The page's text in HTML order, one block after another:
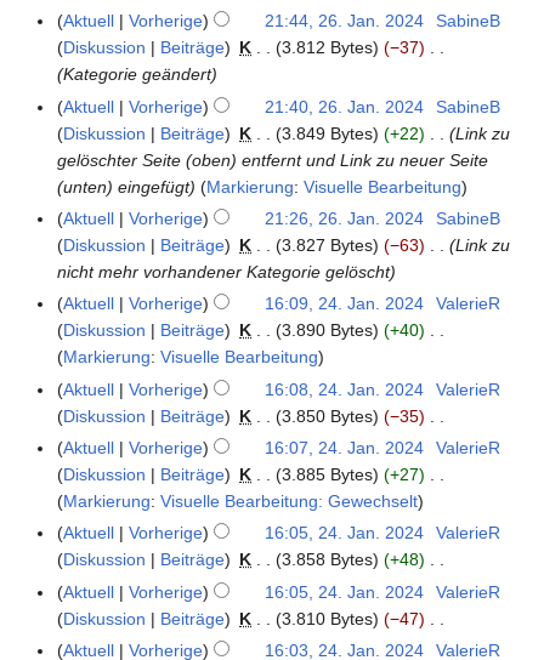
m
e
n
f
a
s
s
u
n
g
u
s
a
m
e
n
f
a
s
s
u
n
g
b2
J
Aktuell Vorherige 21:44, 26. Jan. 2024
SabineB
Diskussion
Beiträge K 3.812 Bytes
−37
Kategorie geändert
Aktuell
Vorherige 21:40, 26. Jan. 2024
SabineB
Diskussion
Beiträge K 3.849 Bytes +22
Link zu
gelöschter Seite (oben) entfernt und Link zu neuer Seite
(unten) eingefügt
Markierung:Visuelle Bearbeitung
Aktuell
Vorherige 21:26, 26. Jan. 2024
SabineB
Diskussion
Beiträge K 3.827 Bytes −63
Link zu
nicht mehr vorhandener Kategorie gelöscht
2
J
2
Aktuell Vorherige 16:09, 24. Jan. 2024
ValerieR
Diskussion
Beiträge K 3.890 Bytes
+40
K
e
i
e
B
e
a
r
b
e
i
Markierung:Visuelle Bearbeitung
Aktuell
Vorherige 16:08, 24. Jan. 2024
ValerieR
Diskussion
Beiträge K 3.850 Bytes
−35
K
e
i
e
B
e
a
r
Aktuell Vorherige 16:07, 24. Jan. 2024
ValerieR
Diskussion
Beiträge K 3.885 Bytes
+27
K
e
i
e
B
Markierung:Visuelle Bearbeitung: Gewechselt
Aktuell
Vorherige 16:05, 24. Jan. 2024
ValerieR
Diskussion
Beiträge K 3.858 Bytes
+48
K
e
Aktuell Vorherige 16:05, 24. Jan. 2024
ValerieR
Diskussion
Beiträge K 3.810 Bytes
−47
KAktuell Vorherige 16:03, 24. Jan. 2024 ValerieR